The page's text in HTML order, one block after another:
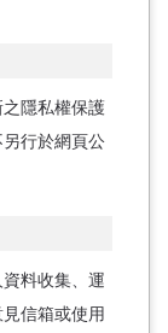
隱私權保護
行於網頁公
料收集、運
信箱或使用